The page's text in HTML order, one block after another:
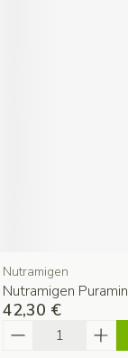
Nutramigen
Nutramigen
42,30 €
Quantité